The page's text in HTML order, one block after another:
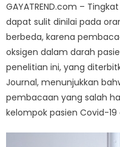
GAYATREND.com –
dapat sulit dinilai pada
berbeda, karena
oksigen dalam darah
penelitian ini, yang
Journal, menunjukkan
pembacaan yang salah
kelompok pasien Covid-